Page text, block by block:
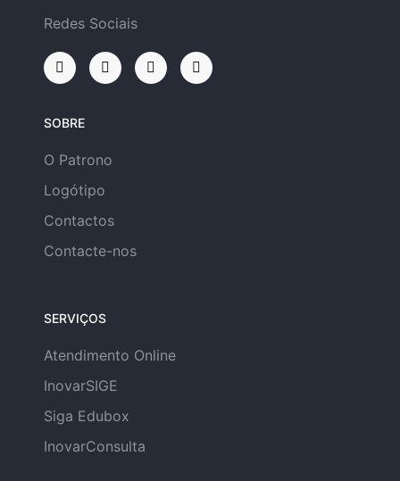
Redes Sociais
SOBRE
O Patrono
Logótipo
Contactos
Contacte-nos
SERVIÇOS
Atendimento Online
InovarSIGE
Siga Edubox
InovarConsulta